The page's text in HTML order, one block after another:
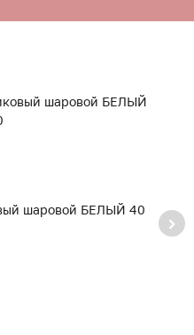
шаровой БЕЛЫЙ 40